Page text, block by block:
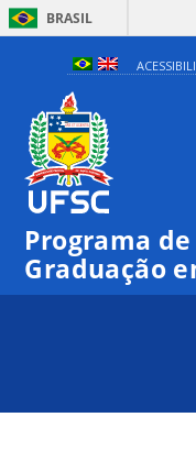
BRASIL
Programa de
Graduação